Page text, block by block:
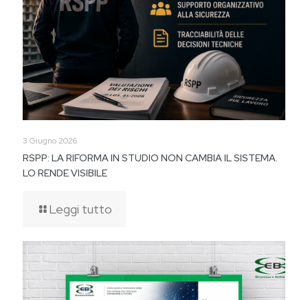
3 Giugno 2026
RSPP: LA RIFORMA IN STUDIO NON CAMBIA IL SISTEMA.
LO RENDE VISIBILE
Leggi tutto